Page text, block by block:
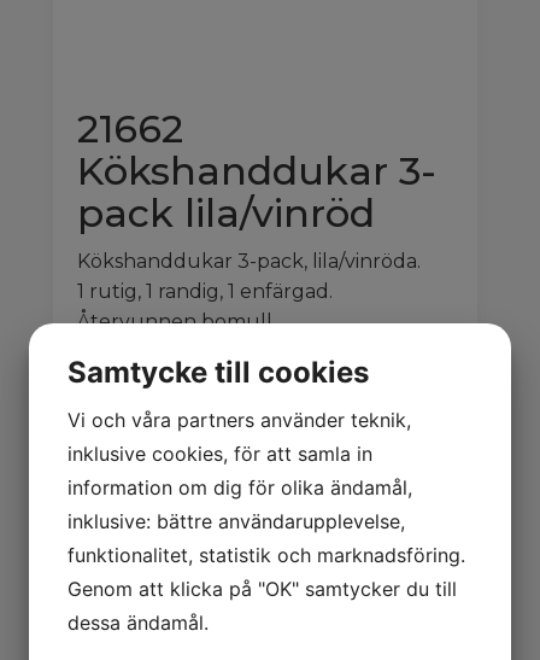
21662
Kökshanddukar 3-
pack lila/vinröd
Kökshanddukar 3-pack, lila/vinröda.
1 rutig, 1 randig, 1 enfärgad.
Återvunnen bomull.
Logga in för pris
Relaterade produkter
Samtycke till cookies
Vi och våra partners använder teknik,
inklusive cookies, för att samla in
information om dig för olika ändamål,
inklusive: bättre användarupplevelse,
funktionalitet, statistik och marknadsföring.
Genom att klicka på "OK" samtycker du till
dessa ändamål.